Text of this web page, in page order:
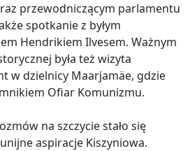
przewodniczącym parlamentu
spotkanie z byłym
Hendrikiem Ilvesem. Ważnym
była też wizyta
w dzielnicy Maarjamäe, gdzie
Ofiar Komunizmu.
na szczycie stało się
aspiracje Kiszyniowa.